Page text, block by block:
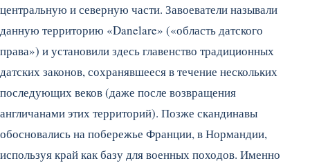
центральную и северную части. Завоеватели называли
данную территорию «Danelare» («область датского
права») и установили здесь главенство традиционных
датских законов, сохранявшееся в течение нескольких
последующих веков (даже после возвращения
англичанами этих территорий). Позже скандинавы
обосновались на побережье Франции, в Нормандии,
используя край как базу для военных походов. Именно